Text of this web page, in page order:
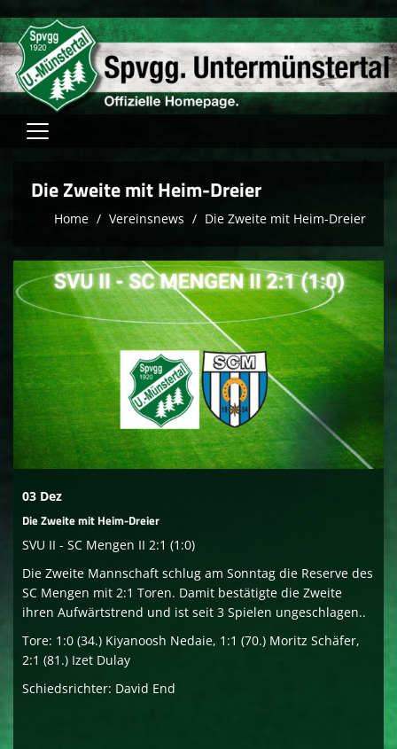
Tischtennis
Hallensport
Schach
FAM
Sponsoren
Social media
Mitglied werden
Die Zweite mit Heim-Dreier
Home Vereinsnews Die Zweite mit Heim-Dreier
03 Dez
Die Zweite mit Heim-Dreier
SVU II - SC Mengen II 2:1 (1:0)
Die Zweite Mannschaft schlug am Sonntag die Reserve des
SC Mengen mit 2:1 Toren. Damit bestätigte die Zweite
ihren Aufwärtstrend und ist seit 3 Spielen ungeschlagen..
Tore: 1:0 (34.) Kiyanoosh Nedaie, 1:1 (70.) Moritz Schäfer,
2:1 (81.) Izet Dulay
Schiedsrichter: David End